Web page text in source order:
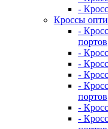
-
Кроссы
-
портов
-
-
-
-
портов
-
-